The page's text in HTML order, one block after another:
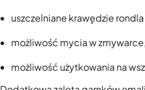
uszczelniane krawędzie
możliwość mycia w zmywarce,
możliwość użytkowania na